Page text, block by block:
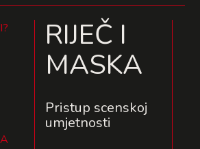
RIJEČ I
MASKA
Pristup scenskoj
umjetnosti